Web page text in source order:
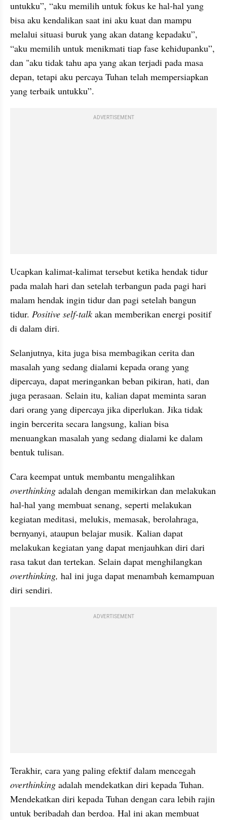
untukku”, “aku memilih untuk fokus ke hal-hal yang
bisa aku kendalikan saat ini aku kuat dan mampu
melalui situasi buruk yang akan datang kepadaku”,
“aku memilih untuk menikmati tiap fase kehidupanku”,
dan "aku tidak tahu apa yang akan terjadi pada masa
depan, tetapi aku percaya Tuhan telah mempersiapkan
yang terbaik untukku”.
ADVERTISEMENT
Ucapkan kalimat-kalimat tersebut ketika hendak tidur
pada malah hari dan setelah terbangun pada pagi hari
malam hendak ingin tidur dan pagi setelah bangun
tidur. Positive self-talk akan memberikan energi positif
di dalam diri.
Selanjutnya, kita juga bisa membagikan cerita dan
masalah yang sedang dialami kepada orang yang
dipercaya, dapat meringankan beban pikiran, hati, dan
juga perasaan. Selain itu, kalian dapat meminta saran
dari orang yang dipercaya jika diperlukan. Jika tidak
ingin bercerita secara langsung, kalian bisa
menuangkan masalah yang sedang dialami ke dalam
bentuk tulisan.
overthinking adalah dengan memikirkan dan melakukan
hal-hal yang membuat senang, seperti melakukan
kegiatan meditasi, melukis, memasak, berolahraga,
bernyanyi, ataupun belajar musik. Kalian dapat
melakukan kegiatan yang dapat menjauhkan diri dari
overthinking, hal ini juga dapat menambah kemampuan
diri sendiri.
ADVERTISEMENT
overthinking adalah mendekatkan diri kepada Tuhan.
Mendekatkan diri kepada Tuhan dengan cara lebih rajin
untuk beribadah dan berdoa. Hal ini akan membuat